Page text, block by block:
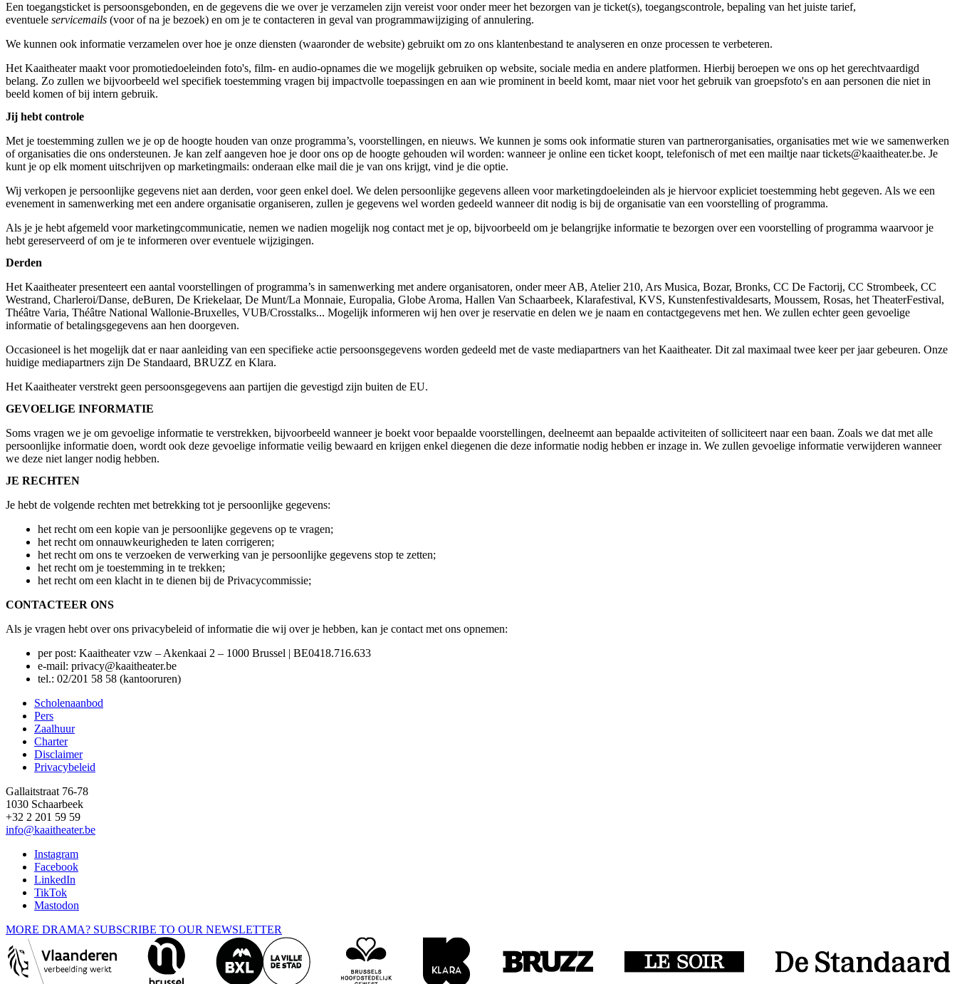
Een toegangsticket is persoonsgebonden, en de gegevens die we over je verzamelen zijn vereist voor onder meer het bezorgen van je ticket(s), toegangscontrole, bepaling van het juiste tarief,
eventuele servicemails (voor of na je bezoek) en om je te contacteren in geval van programmawijziging of annulering.
We kunnen ook informatie verzamelen over hoe je onze diensten (waaronder de website) gebruikt om zo ons klantenbestand te analyseren en onze processen te verbeteren.
Het Kaaitheater maakt voor promotiedoeleinden foto's, film- en audio-opnames die we mogelijk gebruiken op website, sociale media en andere platformen. Hierbij beroepen we ons op het gerechtvaardigd
belang. Zo zullen we bijvoorbeeld wel specifiek toestemming vragen bij impactvolle toepassingen en aan wie prominent in beeld komt, maar niet voor het gebruik van groepsfoto's en aan personen die niet in
beeld komen of bij intern gebruik.
Jij hebt controle
Met je toestemming zullen we je op de hoogte houden van onze programma’s, voorstellingen, en nieuws. We kunnen je soms ook informatie sturen van partnerorganisaties, organisaties met wie we samenwerken
of organisaties die ons ondersteunen. Je kan zelf aangeven hoe je door ons op de hoogte gehouden wil worden: wanneer je online een ticket koopt, telefonisch of met een mailtje naartickets@kaaitheater.be. Je
kunt je op elk moment uitschrijven op marketingmails: onderaan elke mail die je van ons krijgt, vind je die optie.
Wij verkopen je persoonlijke gegevens niet aan derden, voor geen enkel doel. We delen persoonlijke gegevens alleen voor marketingdoeleinden als je hiervoor expliciet toestemming hebt gegeven. Als we een
evenement in samenwerking met een andere organisatie organiseren, zullen je gegevens wel worden gedeeld wanneer dit nodig is bij de organisatie van een voorstelling of programma.
Als je je hebt afgemeld voor marketingcommunicatie, nemen we nadien mogelijk nog contact met je op, bijvoorbeeld om je belangrijke informatie te bezorgen over een voorstelling of programma waarvoor je
hebt gereserveerd of om je te informeren over eventuele wijzigingen.
Derden
Het Kaaitheater presenteert een aantal voorstellingen of programma’s in samenwerking met andere organisatoren, onder meer AB, Atelier 210, Ars Musica, Bozar, Bronks, CC De Factorij, CC Strombeek, CC
Westrand, Charleroi/Danse, deBuren, De Kriekelaar, De Munt/La Monnaie, Europalia, Globe Aroma, Hallen Van Schaarbeek, Klarafestival, KVS, Kunstenfestivaldesarts, Moussem, Rosas, het TheaterFestival,
Théâtre Varia, Théâtre National Wallonie-Bruxelles, VUB/Crosstalks... Mogelijk informeren wij hen over je reservatie en delen we je naam en contactgegevens met hen. We zullen echter geen gevoelige
informatie of betalingsgegevens aan hen doorgeven.
Occasioneel is het mogelijk dat er naar aanleiding van een specifieke actie persoonsgegevens worden gedeeld met de vaste mediapartners van het Kaaitheater. Dit zal maximaal twee keer per jaar gebeuren. Onze
huidige mediapartners zijn De Standaard, BRUZZ en Klara.
Het Kaaitheater verstrekt geen persoonsgegevens aan partijen die gevestigd zijn buiten de EU.
GEVOELIGE INFORMATIE
Soms vragen we je om gevoelige informatie te verstrekken, bijvoorbeeld wanneer je boekt voor bepaalde voorstellingen, deelneemt aan bepaalde activiteiten of solliciteert naar een baan. Zoals we dat met alle
persoonlijke informatie doen, wordt ook deze gevoelige informatie veilig bewaard en krijgen enkel diegenen die deze informatie nodig hebben er inzage in. We zullen gevoelige informatie verwijderen wanneer
we deze niet langer nodig hebben.
JE RECHTEN
Je hebt de volgende rechten met betrekking tot je persoonlijke gegevens:
het recht om een kopie van je persoonlijke gegevens op te vragen;
het recht om onnauwkeurigheden te laten corrigeren;
het recht om ons te verzoeken de verwerking van je persoonlijke gegevens stop te zetten;
het recht om je toestemming in te trekken;
het recht om een klacht in te dienen bij de Privacycommissie;
CONTACTEER ONS
Als je vragen hebt over ons privacybeleid of informatie die wij over je hebben, kan je contact met ons opnemen:
per post: Kaaitheater vzw – Akenkaai 2 – 1000 Brussel | BE0418.716.633
e-mail: privacy@kaaitheater.be
tel.: 02/201 58 58 (kantooruren)
Footer
Scholenaanbod
Pers
Zaalhuur
Charter
Disclaimer
Privacybeleid
Gallaitstraat 76-78
1030 Schaarbeek
+32 2 201 59 59
info@kaaitheater.be
Instagram
Facebook
LinkedIn
TikTok
Mastodon
MORE DRAMA? SUBSCRIBE TO OUR NEWSLETTER